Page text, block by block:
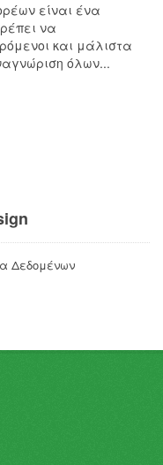
είναι ένα
να
και μάλιστα
όλων...
Δεδομένων